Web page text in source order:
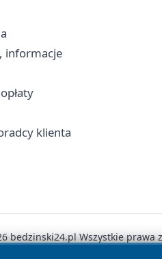
informacje
klienta
bedzinski24.pl Wszystkie prawa